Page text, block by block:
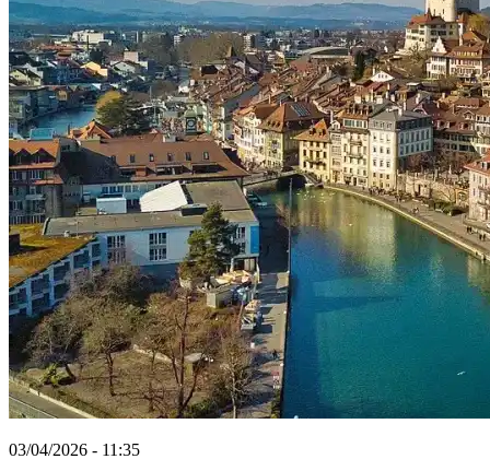
03/04/2026 - 11:35